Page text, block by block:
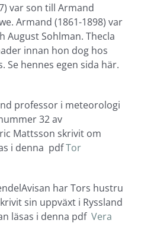
var son till Armand
Armand (1861-1898) var
August Sohlman. Thecla
innan hon dog hos
Se hennes egen sida här.
professor i meteorologi
32 av
Mattsson skrivit om
i denna pdfTor
har Tors hustru
sin uppväxt i Ryssland
läsas i denna pdf Vera